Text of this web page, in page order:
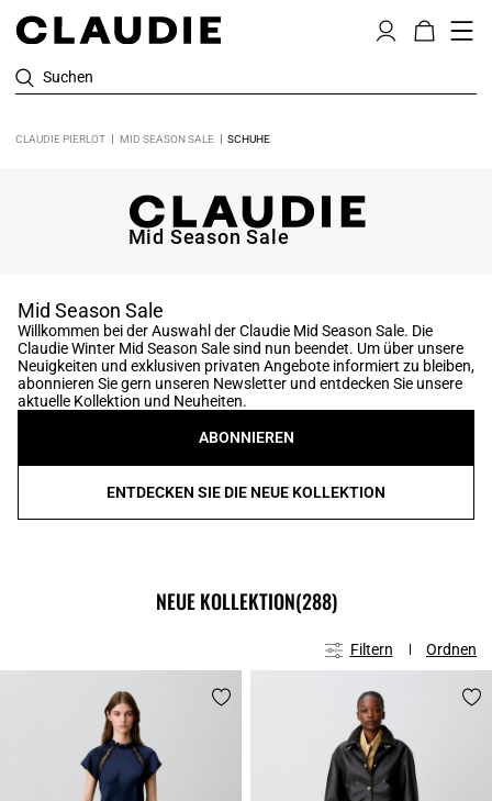
Suchen
CLAUDIE PIERLOT MID SEASON SALE SCHUHE
Mid Season Sale
Mid Season Sale
Willkommen bei der Auswahl der Claudie Mid Season Sale. Die
Claudie Winter Mid Season Sale sind nun beendet. Um über unsere
Neuigkeiten und exklusiven privaten Angebote informiert zu bleiben,
abonnieren Sie gern unseren Newsletter und entdecken Sie unsere
aktuelle Kollektion und Neuheiten.
ABONNIEREN
ENTDECKEN SIE DIE NEUE KOLLEKTION
NEUE KOLLEKTION(288)
Filtern Ordnen